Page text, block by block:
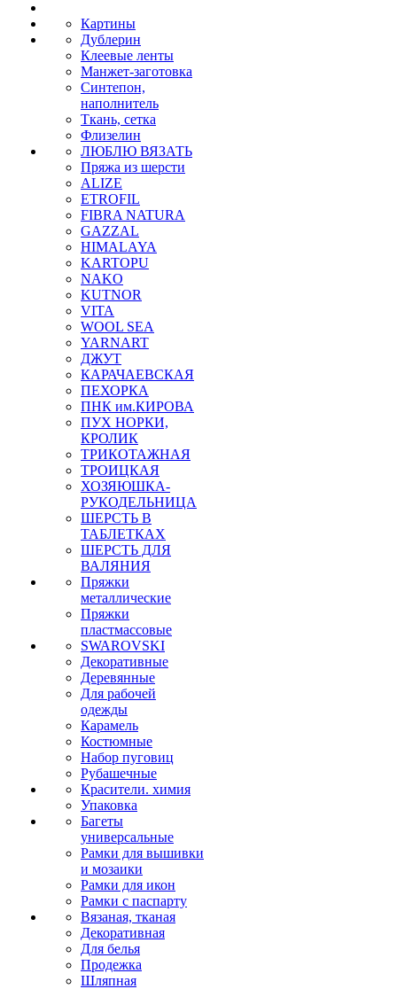
Картины
Дублерин
Клеевые ленты
Манжет-заготовка
Синтепон,
наполнитель
Ткань, сетка
Флизелин
ЛЮБЛЮ ВЯЗАТЬ
Пряжа из шерсти
ALIZE
ETROFIL
FIBRA NATURA
GAZZAL
HIMALAYA
KARTOPU
NAKO
KUTNOR
VITA
WOOL SEA
YARNART
ДЖУТ
КАРАЧАЕВСКАЯ
ПЕХОРКА
ПНК им.КИРОВА
ПУХ НОРКИ,
КРОЛИК
ТРИКОТАЖНАЯ
ТРОИЦКАЯ
ХОЗЯЮШКА-
РУКОДЕЛЬНИЦА
ШЕРСТЬ В
ТАБЛЕТКАХ
ШЕРСТЬ ДЛЯ
ВАЛЯНИЯ
Пряжки
металлические
Пряжки
пластмассовые
SWAROVSKI
Декоративные
Деревянные
Для рабочей
одежды
Карамель
Костюмные
Набор пуговиц
Рубашечные
Красители. химия
Упаковка
Багеты
универсальные
Рамки для вышивки
и мозаики
Рамки для икон
Рамки с паспарту
Вязаная, тканая
Декоративная
Для белья
Продежка
Шляпная